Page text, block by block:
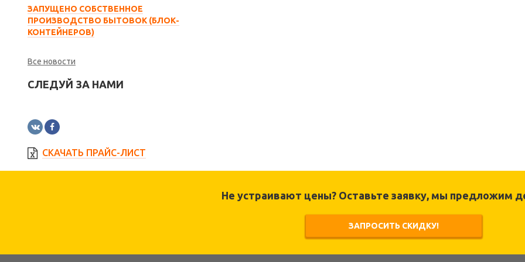
ЗАПУЩЕНО СОБСТВЕННОЕ
ПРОИЗВОДСТВО БЫТОВОК (БЛОК-
КОНТЕЙНЕРОВ)
Все новости
СЛЕДУЙ ЗА НАМИ
СКАЧАТЬ ПРАЙС-ЛИСТ
Не устраивают цены? Оставьте заявку, мы предложим
ЗАПРОСИТЬ СКИДКУ!